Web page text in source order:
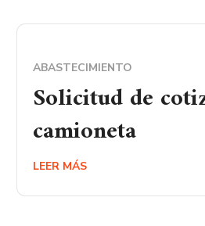
ABASTECIMIENTO
Solicitud de
camioneta
LEER MÁS